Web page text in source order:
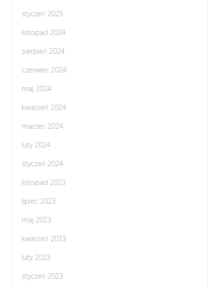
styczeń 2025
listopad 2024
sierpień 2024
czerwiec 2024
maj 2024
kwiecień 2024
marzec 2024
luty 2024
styczeń 2024
listopad 2023
lipiec 2023
maj 2023
kwiecień 2023
luty 2023
styczeń 2023